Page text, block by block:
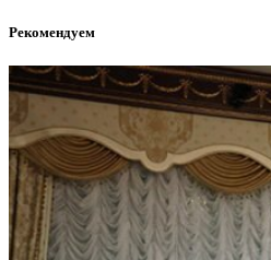
Рекомендуем